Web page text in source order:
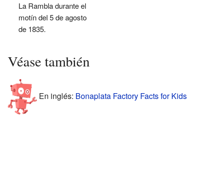
La Rambla durante el
motín del 5 de agosto
de 1835.
Véase también
En inglés: Bonaplata Factory Facts for Kids